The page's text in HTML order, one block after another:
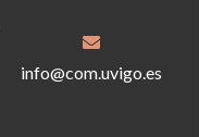
info@com.uvigo.es